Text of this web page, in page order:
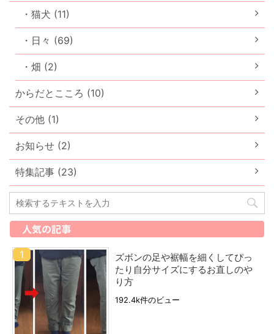
・猫犬 (11)
・日々 (69)
・畑 (2)
からだとこころ (10)
その他 (1)
お知らせ (2)
特集記事 (23)
人気の記事
ズボンの足や裾幅を細くしてぴっ
たり自分サイズにするお直しのや
り方
192.4k件のビュー